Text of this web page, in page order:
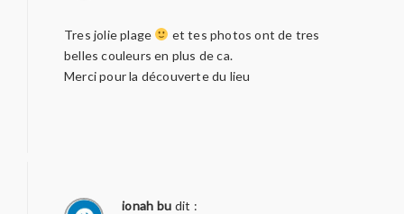
Tres jolie plage
et tes photos ont de tres
belles couleurs en plus de ca.
Merci pour la découverte du lieu
ionah bu dit :